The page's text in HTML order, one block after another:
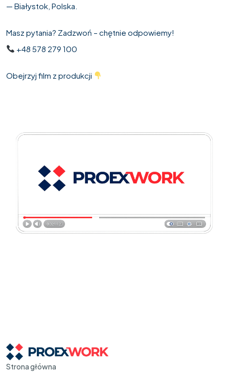
— Białystok, Polska.
Masz pytania? Zadzwoń – chętnie odpowiemy!
+48 578 279 100
Obejrzyj film z produkcji
Strona główna